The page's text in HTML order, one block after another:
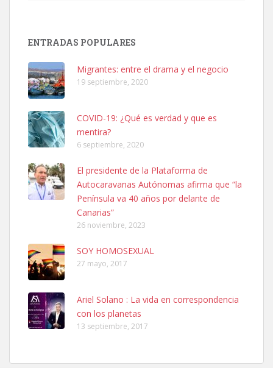
Leales.org » Gran Canaria
Gata joven encontrada
Gata joven encontrada en zona calle San Bernardo de Las Palmas
de Gran Canaria. Es una gata castr...
Leales.org » Gran Canaria
4.7.2025
pulsar la foto
Se busca familia para Hugo, un perro de 4 años que por motivos
de vivienda no podemos seguir cuid...
ENTRADAS POPULARES
Migrantes: entre el drama y el negocio
19 septiembre, 2020
COVID-19: ¿Qué es verdad y que es
mentira?
6 septiembre, 2020
El presidente de la Plataforma de
Autocaravanas Autónomas afirma que “la
Península va 40 años por delante de
Canarias”
26 noviembre, 2023
SOY HOMOSEXUAL
27 mayo, 2017
Ariel Solano : La vida en correspondencia
con los planetas
13 septiembre, 2017